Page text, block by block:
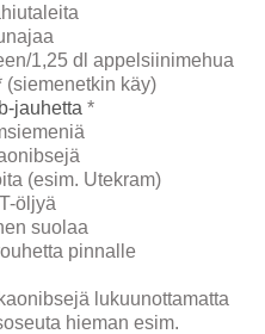
1,25 dl appelsiinimehua
(siemenetkin käy)
jauhetta *
(esim. Utekram)
öljyä
suolaa
pinnalle
lukuunottamatta
hieman esim.